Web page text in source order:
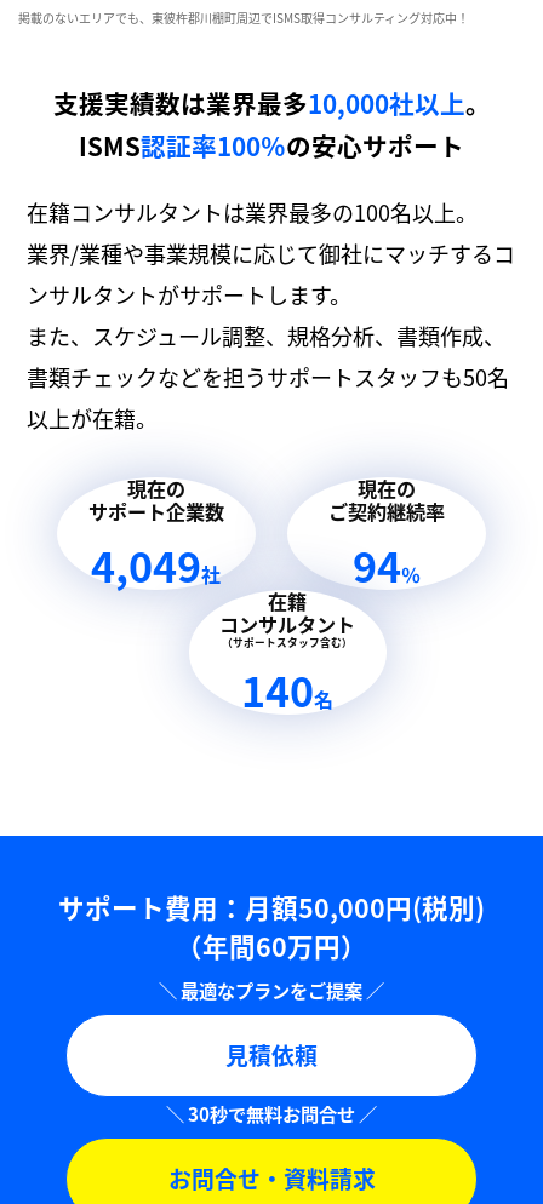
掲載のないエリアでも、東彼杵郡川棚町周辺でISMS取得コンサルティング対応中！
支援実績数は業界最多10,000社以上。
ISMS認証率100％の安心サポート
在籍コンサルタントは業界最多の100名以上。
業界/業種や事業規模に応じて御社にマッチするコ
ンサルタントがサポートします。
また、スケジュール調整、規格分析、書類作成、
書類チェックなどを担うサポートスタッフも50名
以上が在籍。
現在の
サポート企業数
4,049社
現在の
ご契約継続率
94％
在籍
コンサルタント
（サポートスタッフ含む）
140名
サポート費用：⽉額50,000円(税別)
（年間60万円）
見積依頼
お問合せ・資料請求